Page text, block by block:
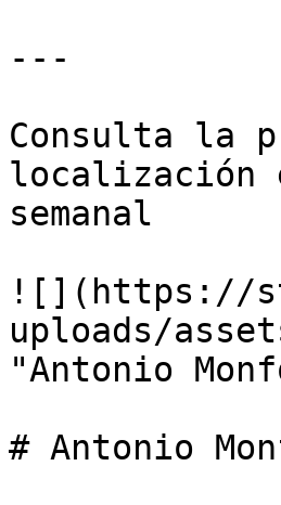
---
Consulta la
localización
semanal
![](https://
uploads/
"Antonio
# Antonio